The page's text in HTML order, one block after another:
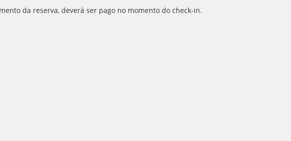
da reserva, deverá ser pago no momento do check-in.